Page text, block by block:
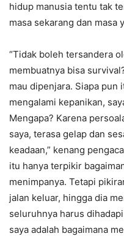
hidup manusia tentu tak
masa sekarang dan masa
“Tidak boleh tersandera
membuatnya bisa
mau dipenjara. Siapa pun
mengalami kepanikan,
Mengapa? Karena
saya, terasa gelap dan
keadaan,” kenang
itu hanya terpikir
menimpanya. Tetapi
jalan keluar, hingga dia
seluruhnya harus
saya adalah bagaimana